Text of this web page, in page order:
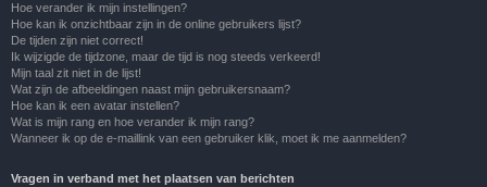
Hoe verander ik mijn instellingen?
Hoe kan ik onzichtbaar zijn in de online gebruikers lijst?
De tijden zijn niet correct!
Ik wijzigde de tijdzone, maar de tijd is nog steeds verkeerd!
Mijn taal zit niet in de lijst!
Wat zijn de afbeeldingen naast mijn gebruikersnaam?
Hoe kan ik een avatar instellen?
Wat is mijn rang en hoe verander ik mijn rang?
Wanneer ik op de e-maillink van een gebruiker klik, moet ik me aanmelden?
Vragen in verband met het plaatsen van berichten